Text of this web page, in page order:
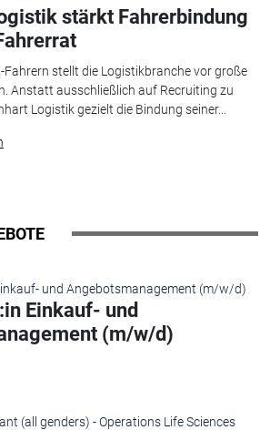
stärkt Fahrerbindung
Fahrern stellt die Logistikbranche vor große
Anstatt ausschließlich auf Recruiting zu
Logistik gezielt die Bindung seiner...
Einkauf- und
(m/w/d)